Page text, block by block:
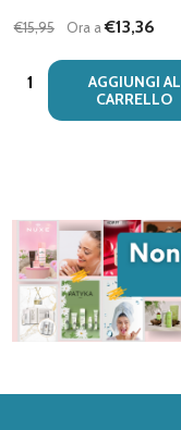
€15,95 Ora a€13,36
Quantità:
AGGIUNGI AL
CARRELLO